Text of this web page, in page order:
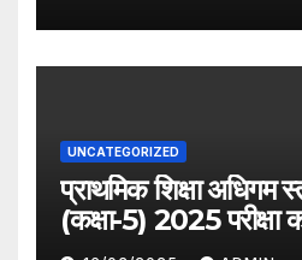
UNCATEGORIZED
प्राथमिक शिक्षा अधिगम
(कक्षा-5) 2025 परीक्षा